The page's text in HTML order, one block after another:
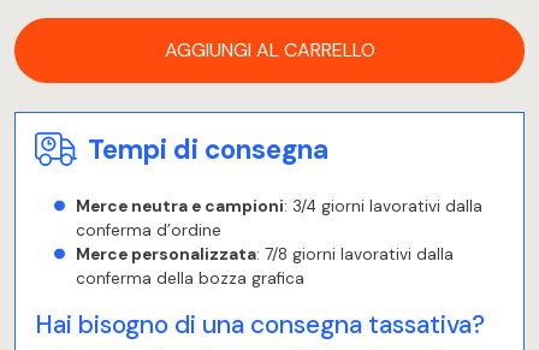
AGGIUNGI AL CARRELLO
Tempi di consegna
Merce neutra e campioni: 3/4 giorni lavorativi dalla
conferma d’ordine
Merce personalizzata: 7/8 giorni lavorativi dalla
conferma della bozza grafica
Hai bisogno di una consegna tassativa?